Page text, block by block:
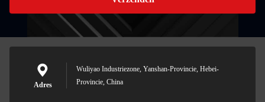
Adres
Wuliyao Industriezone, Yanshan-Provincie, Hebei-
Provincie, China